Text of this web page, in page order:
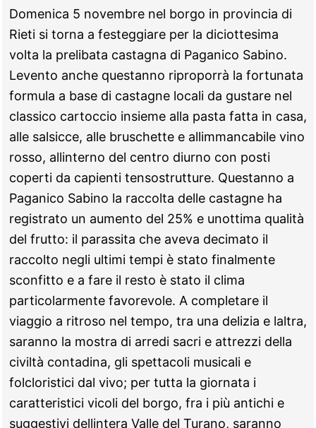
al
05
novembre
–
“Abilmente
Autunno
Roma”
Domenica 5 novembre nel borgo in provincia di
Rieti si torna a festeggiare per la diciottesima
volta la prelibata castagna di Paganico Sabino.
Levento anche questanno riproporrà la fortunata
formula a base di castagne locali da gustare nel
classico cartoccio insieme alla pasta fatta in casa,
alle salsicce, alle bruschette e allimmancabile vino
rosso, allinterno del centro diurno con posti
coperti da capienti tensostrutture. Questanno a
Paganico Sabino la raccolta delle castagne ha
registrato un aumento del 25% e unottima qualità
del frutto: il parassita che aveva decimato il
raccolto negli ultimi tempi è stato finalmente
sconfitto e a fare il resto è stato il clima
particolarmente favorevole. A completare il
viaggio a ritroso nel tempo, tra una delizia e laltra,
saranno la mostra di arredi sacri e attrezzi della
civiltà contadina, gli spettacoli musicali e
folcloristici dal vivo; per tutta la giornata i
caratteristici vicoli del borgo, fra i più antichi e
suggestivi dellintera Valle del Turano, saranno